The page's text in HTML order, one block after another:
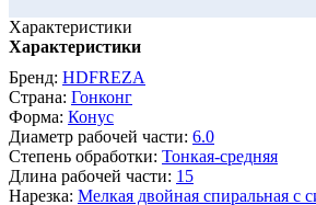
Характеристики
Характеристики
Бренд: HDFREZA
Страна: Гонконг
Форма: Конус
Диаметр рабочей части: 6.0
Степень обработки: Тонкая-средняя
Длина рабочей части: 15
Нарезка: Мелкая двойная спиральная с